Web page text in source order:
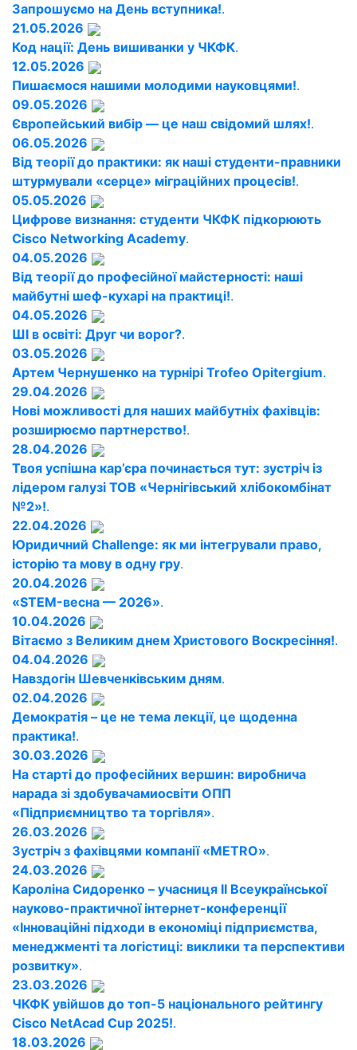
Запрошуємо на День вступника!.
21.05.2026
Код нації: День вишиванки у ЧКФК.
12.05.2026
Пишаємося нашими молодими науковцями!.
09.05.2026
Європейський вибір — це наш свідомий шлях!.
06.05.2026
Від теорії до практики: як наші студенти-правники
штурмували «серце» міграційних процесів!.
05.05.2026
Цифрове визнання: студенти ЧКФК підкорюють
Cisco Networking Academy.
04.05.2026
Від теорії до професійної майстерності: наші
майбутні шеф-кухарі на практиці!.
04.05.2026
ШІ в освіті: Друг чи ворог?.
03.05.2026
Артем Чернушенко на турнірі Trofeo Opitergium.
29.04.2026
Нові можливості для наших майбутніх фахівців:
розширюємо партнерство!.
28.04.2026
Твоя успішна кар’єра починається тут: зустріч із
лідером галузі ТОВ «Чернігівський хлібокомбінат
№2»!.
22.04.2026
Юридичний Challenge: як ми інтегрували право,
історію та мову в одну гру.
20.04.2026
«STEM-весна — 2026».
10.04.2026
Вітаємо з Великим днем Христового Воскресіння!.
04.04.2026
Навздогін Шевченківським дням.
02.04.2026
Демократія – це не тема лекції, це щоденна
практика!.
30.03.2026
На старті до професійних вершин: виробнича
нарада зі здобувачамиосвіти ОПП
«Підприємництво та торгівля».
26.03.2026
Зустріч з фахівцями компанії «METRO».
24.03.2026
Кароліна Сидоренко – учасниця ІІ Всеукраїнської
науково-практичної інтернет-конференції
«Інноваційні підходи в економіці підприємства,
менеджменті та логістиці: виклики та перспективи
розвитку».
23.03.2026
ЧКФК увійшов до топ-5 національного рейтингу
Cisco NetAcad Cup 2025!.
18.03.2026